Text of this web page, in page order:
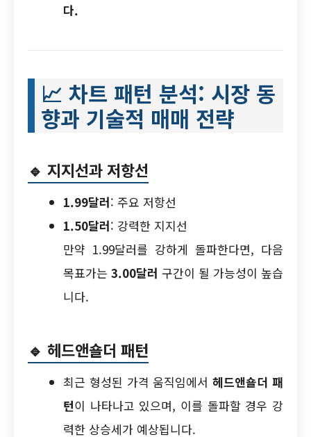
다.
📈 차트 패턴 분석: 시장 동
향과 기술적 매매 전략
🔹 지지선과 저항선
1.99달러: 주요 저항선
1.50달러: 강력한 지지선
만약 1.99달러를 강하게 돌파한다면, 다음
목표가는 3.00달러 구간이 될 가능성이 높습
니다.
🔹 헤드앤숄더 패턴
최근 형성된 가격 움직임에서헤드앤숄더 패
턴이 나타나고 있으며, 이를 돌파할 경우 강
력한 상승세가 예상됩니다.